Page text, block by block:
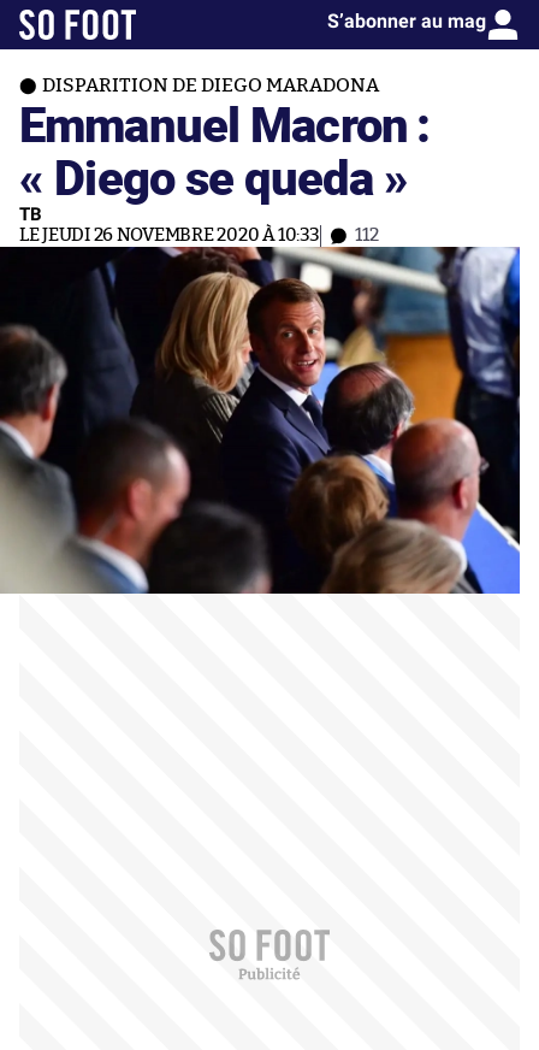
S’abonner au mag
DISPARITION DE DIEGO MARADONA
Emmanuel Macron :
« Diego se queda »
TB
LE JEUDI 26 NOVEMBRE 2020 À 10:33 112